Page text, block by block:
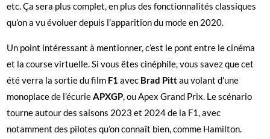
etc. Ça sera plus complet, en plus des fonctionnalités classiques
qu’on a vu évoluer depuis l’apparition du mode en 2020.
Un point intéressant à mentionner, c’est le pont entre le cinéma
et la course virtuelle. Si vous êtes cinéphile, vous savez que cet
été verra la sortie du film F1avec Brad Pittau volant d’une
monoplace de l’écurieAPXGP, ou Apex Grand Prix. Le scénario
tourne autour des saisons 2023 et 2024 de la F1, avec
notamment des pilotes qu’on connaît bien, comme Hamilton.